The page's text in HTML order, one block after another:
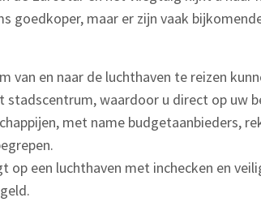
goedkoper, maar er zijn vaak
van en naar de luchthaven te reizen
waardoor u direct op uw
met name budgetaanbieders,
op een luchthaven met inchecken en